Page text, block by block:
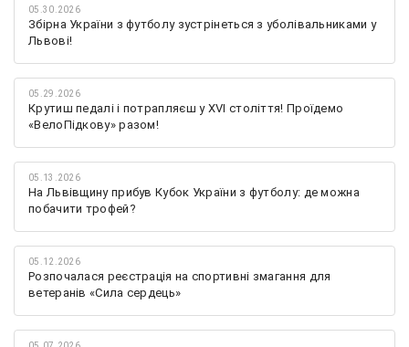
05.30.2026
Збірна України з футболу зустрінеться з уболівальниками у
Львові!
05.29.2026
Крутиш педалі і потрапляєш у XVI століття! Проїдемо
«ВелоПідкову» разом!
05.13.2026
На Львівщину прибув Кубок України з футболу: де можна
побачити трофей?
05.12.2026
Розпочалася реєстрація на спортивні змагання для
ветеранів «Сила сердець»